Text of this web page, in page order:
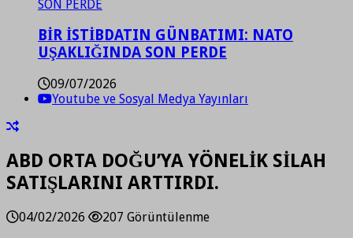
BİR İSTİBDATIN GÜNBATIMI: NATO
UŞAKLIĞINDA SON PERDE
09/07/2026
Youtube ve Sosyal Medya Yayınları
ABD ORTA DOĞU’YA YÖNELİK SİLAH
SATIŞLARINI ARTTIRDI.
04/02/2026 207 Görüntülenme